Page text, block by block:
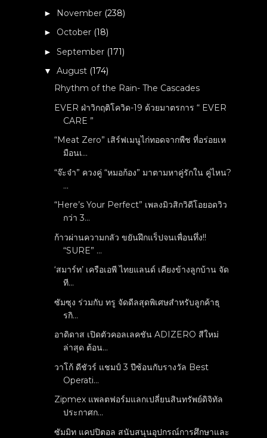
► November (238)
► October (18)
►September (171)
▼August (174)
Rhythm of the Rain- The Cascades
EVER ฝ่าวิกฤติโควิด-19 ด้วยมาตรการ “ EVER
CARE ”
“Meat Zero” เสิร์ฟเมนูไก่ทอดจากพืช ที่อร่อยเห
มือนเ...
“จ๊ะจ๋า” ควงคู่ “หมอก้อง” มาตามหาคู่รักใน คู่ไหน?
...
“Here’s Your Perfect” เพลงมิวสิกวิดีโอยอดวิว
กว่า 3...
ก้าวผ่านความกลัว ขยันฝึกแร็ปจนเพื่อนทึ่ง!!
“SURE” ...
‘สมาร์ท’ เครือเอพี ไทยแลนด์ เคียงข้างลูกบ้าน จัด
ที...
ซัมซุง ร่วมกับ ทรู จัดดีลสุดพิเศษสำหรับลูกค้าธุ
รกิ...
อาดิดาส เปิดตัวคอลเลคชัน ADIZERO สีใหม่
ล่าสุด ต้อน...
วาโก้ ดีชัวร์ แชมป์ 3 ปีซ้อนกับรางวัล Best
Operati...
Zipmex แพลตฟอร์มแลกเปลี่ยนสินทรัพย์ดิจิทัล
ประกาศก...
ซัมมิท แคปปิตอล สนับสนุนอุปกรณ์การศึกษาและ